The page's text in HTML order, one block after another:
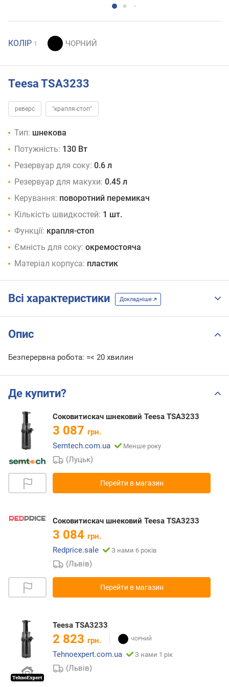
КОЛІР 1
Teesa TSA3233
реверс "крапля-стоп"
Тип: шнекова
Потужність: 130 Вт
Резервуар для соку: 0.6 л
Резервуар для макухи: 0.45 л
Керування: поворотний перемикач
Кількість швидкостей: 1 шт.
Функції: крапля-стоп
Ємність для соку: окремостояча
Матеріал корпуса: пластик
Всі характеристики Докладніше
Опис
Безперервна робота: =< 20 хвилин
Де купити?
Соковитискач шнековий Teesa TSA3233
3 087 грн.
Semtech.com.ua
Менше року
(Луцьк)
Перейти в магазин
Соковитискач шнековий Teesa TSA3233
3 084 грн.
Redprice.sale
З нами 6 років
(Львів)
Перейти в магазин
Teesa TSA3233
2 823 грн.
Tehnoexpert.com.ua
З нами 1 рік
(Львів)